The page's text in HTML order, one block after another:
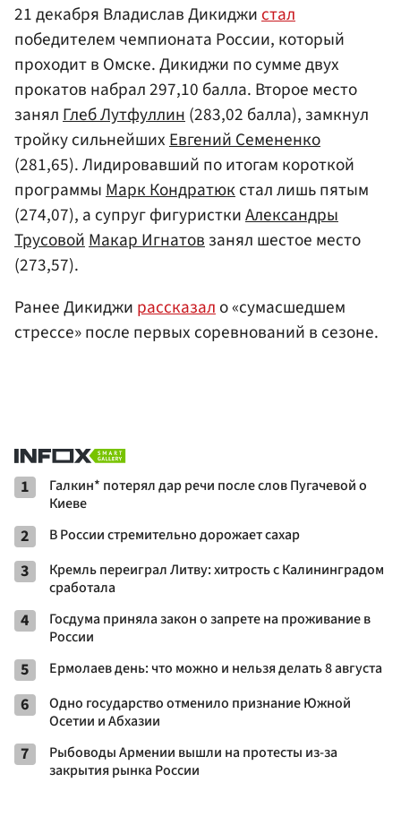
21 декабря Владислав Дикиджистал
победителем чемпионата России, который
проходит в Омске. Дикиджи по сумме двух
прокатов набрал 297,10 балла. Второе место
занялГлеб Лутфуллин(283,02 балла), замкнул
тройку сильнейшихЕвгений Семененко
(281,65). Лидировавший по итогам короткой
программыМарк Кондратюкстал лишь пятым
(274,07), а супруг фигуристкиАлександры
ТрусовойМакар Игнатовзанял шестое место
(273,57).
Ранее Дикиджи рассказало «сумасшедшем
стрессе» после первых соревнований в сезоне.
1
Галкин* потерял дар речи после слов Пугачевой о
Киеве
2 В России стремительно дорожает сахар
3
Кремль переиграл Литву: хитрость с Калининградом
сработала
4
Госдума приняла закон о запрете на проживание в
России
5 Ермолаев день: что можно и нельзя делать 8 августа
6
Одно государство отменило признание Южной
Осетии и Абхазии
7
Рыбоводы Армении вышли на протесты из-за
закрытия рынка России